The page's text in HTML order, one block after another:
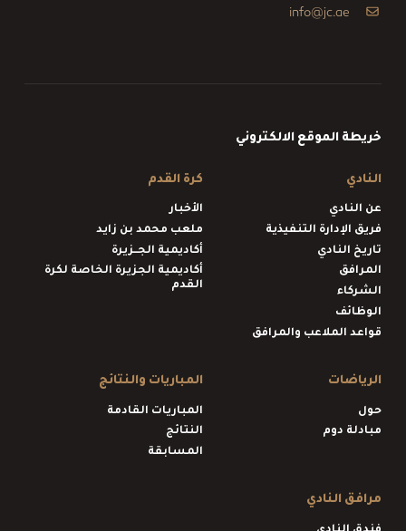
info@jc.ae
خريطة الموقع الالكتروني
النادي
عن النادي
فريق الإدارة التنفيذية
تاريخ النادي
المرافق
الشركاء
الوظائف
قواعد الملاعب والمرافق
كرة القدم
الأخبار
ملعب محمد بن زايد
أكاديمية الجــزيرة
أكاديمية الجزيرة الخاصة لكرة
القدم
الرياضات
حول
مبادلة دوم
المباريات والنتائج
المباريات القادمة
النتائج
المسابقة
مرافق النادي
فندق النادي